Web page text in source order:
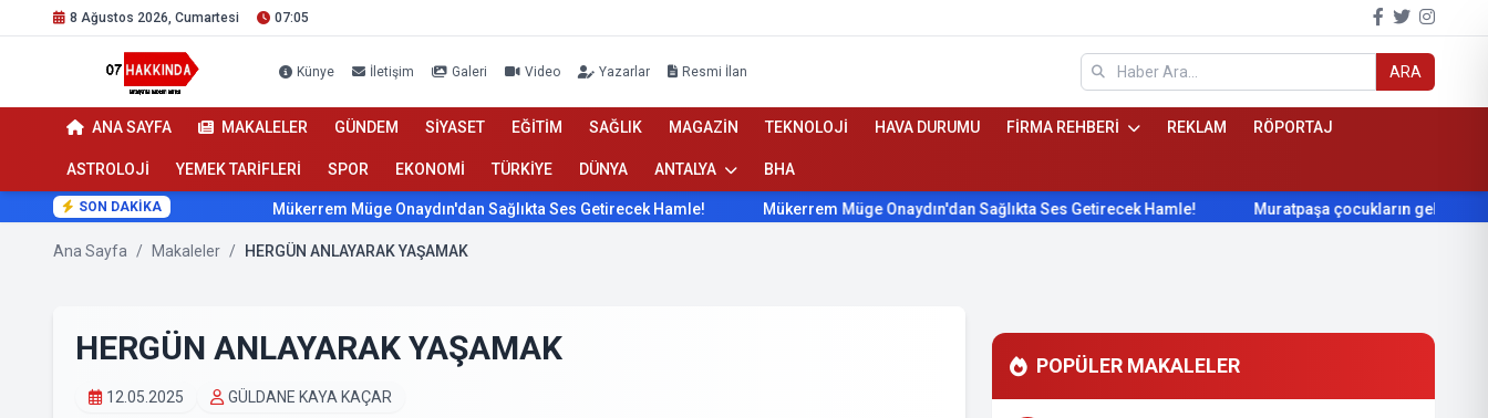
8 Ağustos 2026, Cumartesi 07:05
Künye İletişim Galeri Video Yazarlar Resmi İlan ARA
ANA SAYFA MAKALELER GÜNDEM SİYASET EĞİTİM SAĞLIK MAGAZİN TEKNOLOJİ HAVA DURUMU FİRMA REHBERİ REKLAM RÖPORTAJ
ASTROLOJİ YEMEK TARİFLERİ SPOR EKONOMİ TÜRKİYE DÜNYA ANTALYA BHA
SON DAKİKA Mükerrem Müge Onaydın'dan Sağlıkta Ses Getirecek Hamle! Mükerrem Müge Onaydın'dan Sağlıkta Ses Getirecek Hamle! Muratpaşa çocukların gelişimini
Ana Sayfa / Makaleler / HERGÜN ANLAYARAK YAŞAMAK
HERGÜN ANLAYARAK YAŞAMAK
12.05.2025 GÜLDANE KAYA KAÇAR
POPÜLER MAKALELER